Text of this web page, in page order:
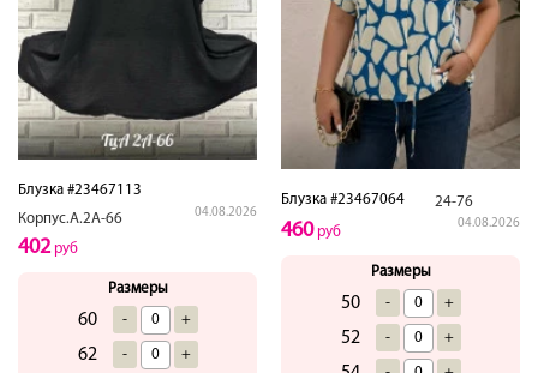
Блузка #23467113
Корпус.А.2А-66
04.08.2026
402руб
Размеры
60 - +
62 - +
Блузка #23467064 24-76
04.08.2026
460руб
Размеры
50 - +
52 - +